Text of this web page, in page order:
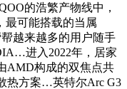
的浩繁产物线中，
最可能搭载的当属
越来越多的用户随手
进入2022年，居家
AMD构成的双焦点共
热方案…英特尔Arc G3